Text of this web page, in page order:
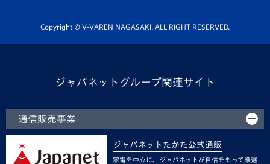
ホームタウン活動
Copyright © V-VAREN NAGASAKI. ALL RIGHT RESERVED.
ジャパネットグループ関連サイト
通信販売事業
ジャパネットたかた公式通販
家電を中心に、ジャパネットが自信をもって厳選